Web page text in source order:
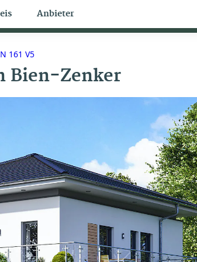
Bungalow Themen
161 V5
Bien-Zenker
Anbieter